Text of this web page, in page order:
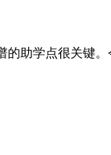
助学点很关键。